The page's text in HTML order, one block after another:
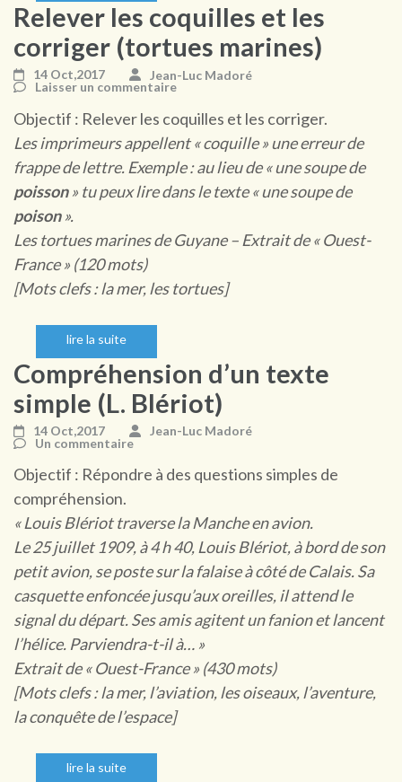
Relever les coquilles et les
corriger (tortues marines)
14 Oct,2017
Jean-Luc Madoré
Laisser un commentaire
Objectif : Relever les coquilles et les corriger.
Les imprimeurs appellent « coquille » une erreur de
frappe de lettre. Exemple : au lieu de « une soupe de
poisson» tu peux lire dans le texte « une soupe de
poison».
Les tortues marines de Guyane – Extrait de « Ouest-
France » (120 mots)
[Mots clefs : la mer, les tortues]
lire la suite
Compréhension d’un texte
simple (L. Blériot)
14 Oct,2017
Jean-Luc Madoré
Un commentaire
Objectif : Répondre à des questions simples de
compréhension.
« Louis Blériot traverse la Manche en avion.
Le 25 juillet 1909, à 4 h 40, Louis Blériot, à bord de son
petit avion, se poste sur la falaise à côté de Calais. Sa
casquette enfoncée jusqu’aux oreilles, il attend le
signal du départ. Ses amis agitent un fanion et lancent
l’hélice. Parviendra-t-il à… »
Extrait de « Ouest-France » (430 mots)
[Mots clefs : la mer, l’aviation, les oiseaux, l’aventure,
la conquête de l’espace]
lire la suite